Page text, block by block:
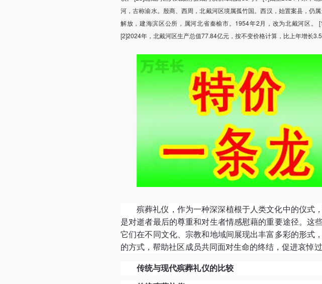
河，古称渝水。殷商、西周，北戴河区境属孤竹国。西汉，始置案县，仍
解放，建海滨区公所，属河北省秦榆市。1954年2月，改为北戴河区。
[2]2024年，北戴河区生产总值77.84亿元，按不变价格计算，比上年增长
殡葬礼仪，作为一种深深植根于人类文化中的仪式
是对逝者最后的尊重和对生者情感慰藉的重要途径。这
它们在不同文化、宗教和地域间展现出丰富多彩的形式
的方式，帮助社区成员共同面对生命的终结，促进哀悼
传统与现代殡葬礼仪的比较